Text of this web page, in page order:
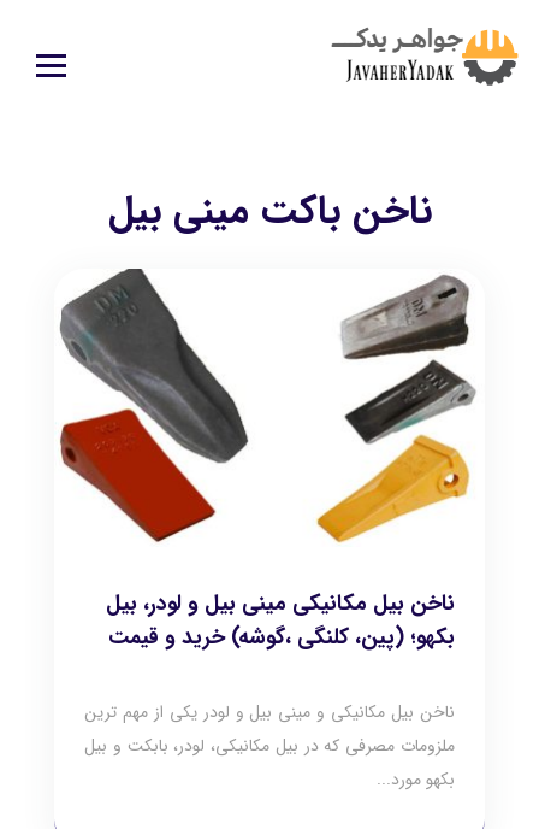
ناخن باکت مینی بیل
ناخن بیل مکانیکی مینی بیل و لودر، بیل
بکهو؛ (پین، کلنگی ،گوشه) خرید و قیمت
ناخن بیل مکانیکی و مینی بیل و لودر یکی از مهم ترین
ملزومات مصرفی که در بیل مکانیکی، لودر، بابکت و بیل
بکهو مورد...